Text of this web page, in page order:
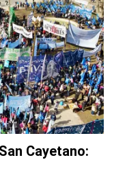
Cayetano: